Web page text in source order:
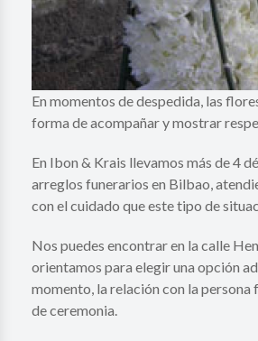
En momentos de despedida, las
forma de acompañar y mostrar
En Ibon & Krais llevamos más de 4
arreglos funerarios en Bilbao,
con el cuidado que este tipo de
Nos puedes encontrar en la calle
orientamos para elegir una opción
momento, la relación con la persona
de ceremonia.